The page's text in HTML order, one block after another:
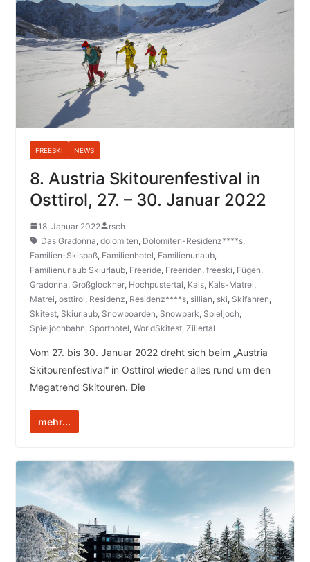
FREESKI NEWS
8. Austria Skitourenfestival in
Osttirol, 27. – 30. Januar 2022
18. Januar 2022
rsch
Das Gradonna, dolomiten, Dolomiten-Residenz****s,
Familien-Skispaß, Familienhotel, Familienurlaub,
Familienurlaub Skiurlaub, Freeride, Freeriden, freeski, Fügen,
Gradonna, Großglockner, Hochpustertal, Kals, Kals-Matrei,
Matrei, osttirol, Residenz, Residenz****s, sillian, ski, Skifahren,
Skitest, Skiurlaub, Snowboarden, Snowpark, Spieljoch,
Spieljochbahn, Sporthotel, WorldSkitest, Zillertal
Vom 27. bis 30. Januar 2022 dreht sich beim „Austria
Skitourenfestival“ in Osttirol wieder alles rund um den
Megatrend Skitouren. Die
mehr...